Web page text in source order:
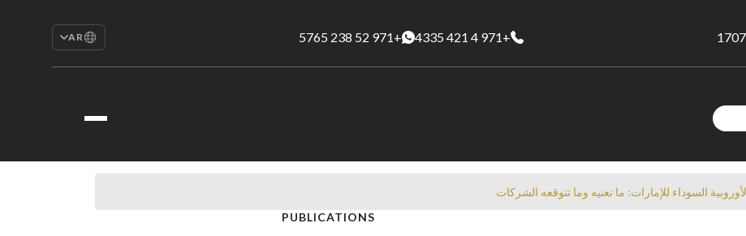
+971 4 421 4335
+971 52 238 5765
AR
EN
Русский
Français
السوداء للإمارات: ما تعنيه وما تتوقعه الشركات
PUBLICATIONS